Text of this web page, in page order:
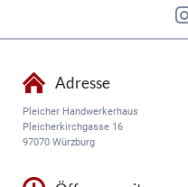
Adresse
Pleicher Handwerkerhaus
Pleicherkirchgasse 16
97070 Würzburg